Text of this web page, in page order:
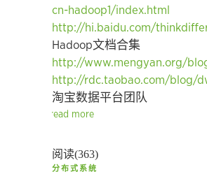
cn-hadoop1/index.html
http://hi.baidu.com/
Hadoop文档合集
http://www.mengyan.org/
http://rdc.taobao.com/blog/
淘宝数据平台团队
read more
阅读(363)
分布式系统